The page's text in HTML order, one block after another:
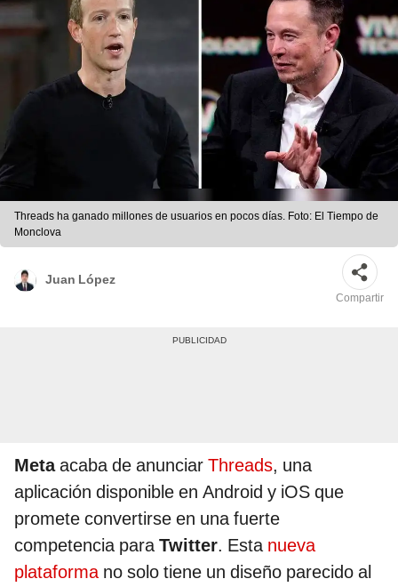
Threads ha ganado millones de usuarios en pocos días. Foto: El Tiempo de
Monclova
Juan López
Compartir
Metaacaba de anunciar Threads, una
aplicación disponible en Android y iOS que
promete convertirse en una fuerte
competencia paraTwitter. Esta nueva
plataformano solo tiene un diseño parecido al